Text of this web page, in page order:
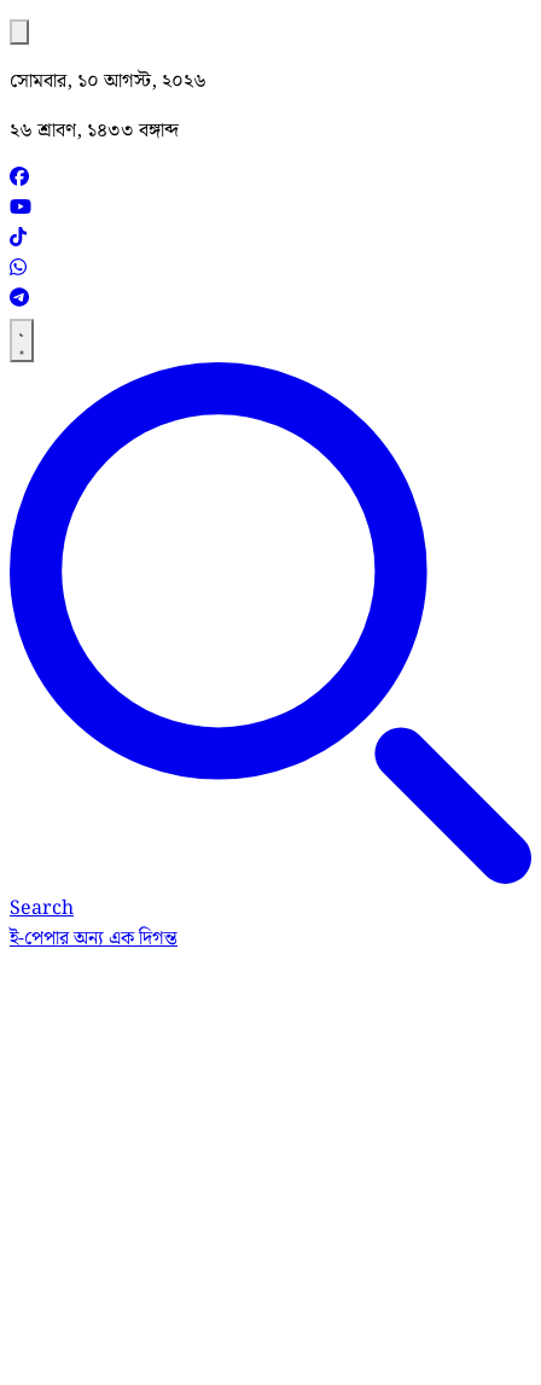
সোমবার, ১০ আগস্ট, ২০২৬
২৬ শ্রাবণ, ১৪৩৩ বঙ্গাব্দ
Search
ই-পেপারঅন্য এক দিগন্ত